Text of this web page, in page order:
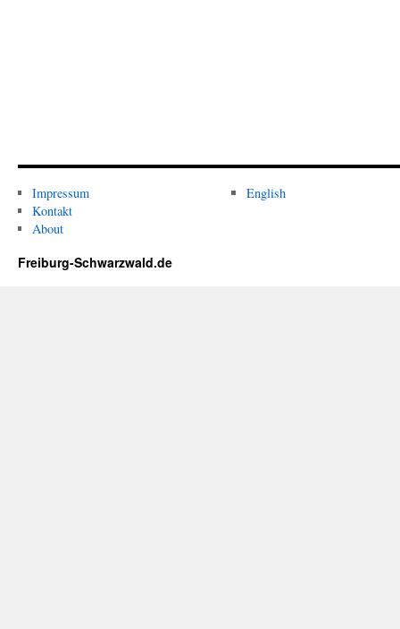
Impressum
Kontakt
About
English
Freiburg-Schwarzwald.de